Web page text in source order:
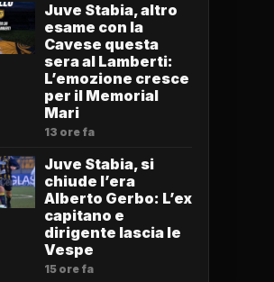
Juve Stabia, altro
esame con la
Cavese questa
sera al Lamberti:
L’emozione cresce
per il Memorial
Mari
13 ore fa
Juve Stabia, si
chiude l’era
Alberto Gerbo: L’ex
capitano e
dirigente lascia le
Vespe
15 ore fa